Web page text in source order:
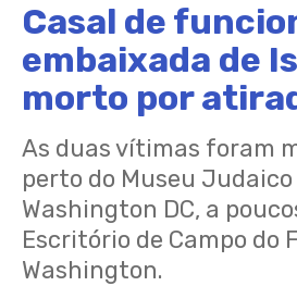
Casal de
embaixada de
morto por
As duas vítimas foram
perto do Museu Judaico
Washington DC, a
Escritório de Campo do
Washington.